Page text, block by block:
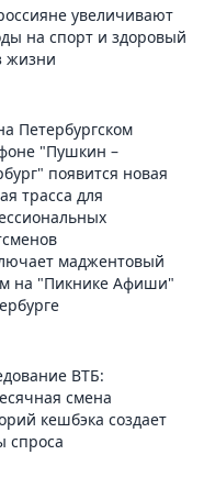
увеличивают
на спорт и здоровый
жизни
Петербургском
"Пушкин –
появится новая
трасса для
маджентовый
на "Пикнике Афиши"
ВТБ:
смена
кешбэка создает
спроса